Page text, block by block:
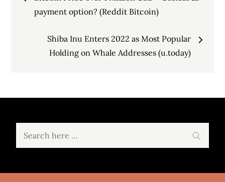
navigation
payment option? (Reddit Bitcoin)
Shiba Inu Enters 2022 as Most Popular
Holding on Whale Addresses (u.today)